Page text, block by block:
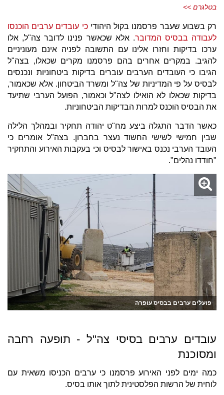
בטלגרם >>
רק בשבוע שעבר פרסמנו בקול היהודיכי עובדים ערבים הוכנסו
לעבודה בבסיס המדובר. אלא שכאשר פנינו לדובר צה"ל, אלו
ערכו בדיקות וחזרו אלינו עם התשובה לפניה אינם מעוניניים
להגיב. במקרים אחרים בהם פרסמנו מקרים שכאלו, בצה"ל
הגיבו כי העובדים הערבים עוברים בדיקות ביטחוניות ונכנסים
לבסיס על פי המדיניות של צה"ל ומשרד הביטחון. אלא שכאמור,
בדיקות שכאלו לא הואילו לצה"ל וכאמור, הפועל הערבי שתיעד
את הבסיס הוכנס למרות הבדיקות הביטחוניות.
כאשר הדבר התגלה ביצע מח"ט יהודה תחקיר ובמהלך הלילה
שבין חמישי לשישי החשוד נעצר בחברון. בצה"ל אומרים כי
העובד הערבי נכנס באישור לבסיס וכי בעקבות האירוע והתחקיר
"חודדו נהלים".
פועלים ערבים בבסיס עופרה
עובדים ערבים בסיסי צה"ל - תופעה רחבה
ומסוכנת
כמה ימים לפני האירוע פרסמנו כי ערבים הכניסו משאית עם
לוחית של הרשות הפלסטינית לתוך אותו בסיס.